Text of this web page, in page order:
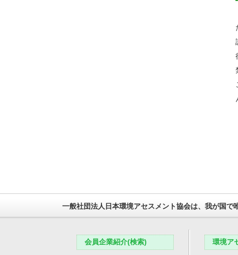
一般社団法人日本環境アセスメント協会は、我が国
会員企業紹介(検索) 環境ア